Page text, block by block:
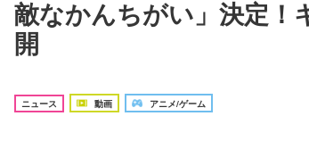
敵なかんちがい」決定！
開
ニュース 動画 アニメ/ゲーム